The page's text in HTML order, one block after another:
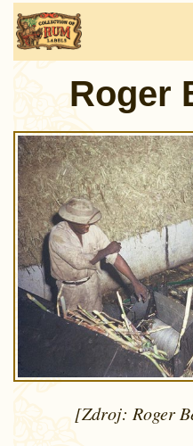
Roger
[Zdroj: Roger